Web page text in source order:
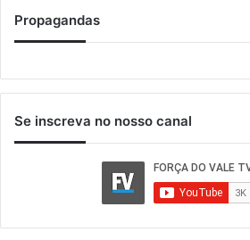
Propagandas
Se inscreva no nosso canal